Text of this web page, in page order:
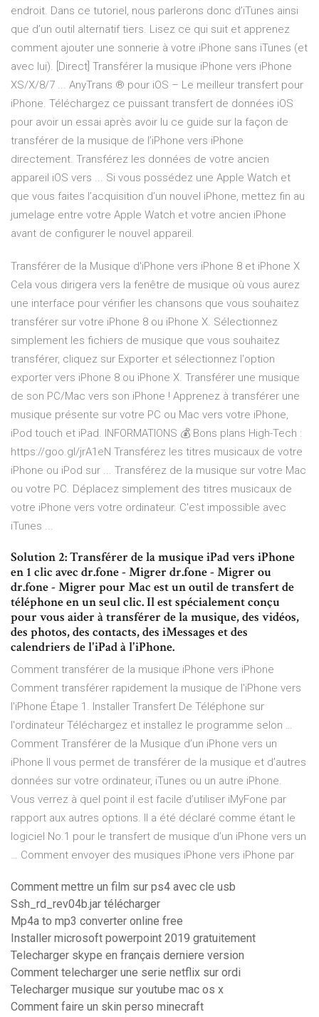
endroit. Dans ce tutoriel, nous parlerons donc d’iTunes ainsi
que d’un outil alternatif tiers. Lisez ce qui suit et apprenez
comment ajouter une sonnerie à votre iPhone sans iTunes (et
avec lui). [Direct] Transférer la musique iPhone vers iPhone
XS/X/8/7 ... AnyTrans ® pour iOS – Le meilleur transfert pour
iPhone. Téléchargez ce puissant transfert de données iOS
pour avoir un essai après avoir lu ce guide sur la façon de
transférer de la musique de l’iPhone vers iPhone
directement. Transférez les données de votre ancien
appareil iOS vers ... Si vous possédez une Apple Watch et
que vous faites l’acquisition d’un nouvel iPhone, mettez fin au
jumelage entre votre Apple Watch et votre ancien iPhone
avant de configurer le nouvel appareil.
Transférer de la Musique d'iPhone vers iPhone 8 et iPhone X
Cela vous dirigera vers la fenêtre de musique où vous aurez
une interface pour vérifier les chansons que vous souhaitez
transférer sur votre iPhone 8 ou iPhone X. Sélectionnez
simplement les fichiers de musique que vous souhaitez
transférer, cliquez sur Exporter et sélectionnez l'option
exporter vers iPhone 8 ou iPhone X. Transférer une musique
de son PC/Mac vers son iPhone ! Apprenez à transférer une
musique présente sur votre PC ou Mac vers votre iPhone,
iPod touch et iPad. INFORMATIONS 💰 Bons plans High-Tech :
https://goo.gl/jrA1eN Transférez les titres musicaux de votre
iPhone ou iPod sur ... Transférez de la musique sur votre Mac
ou votre PC. Déplacez simplement des titres musicaux de
votre iPhone vers votre ordinateur. C'est impossible avec
iTunes ...
Solution 2: Transférer de la musique iPad vers iPhone
en 1 clic avec dr.fone - Migrer dr.fone - Migrer ou
dr.fone - Migrer pour Mac est un outil de transfert de
téléphone en un seul clic. Il est spécialement conçu
pour vous aider à transférer de la musique, des vidéos,
des photos, des contacts, des iMessages et des
calendriers de l'iPad à l'iPhone.
Comment transférer de la musique iPhone vers iPhone
Comment transférer rapidement la musique de l'iPhone vers
l'iPhone Étape 1. Installer Transfert De Téléphone sur
l'ordinateur Téléchargez et installez le programme selon …
Comment Transférer de la Musique d’un iPhone vers un
iPhone Il vous permet de transférer de la musique et d’autres
données sur votre ordinateur, iTunes ou un autre iPhone.
Vous verrez à quel point il est facile d’utiliser iMyFone par
rapport aux autres options. Il a été déclaré comme étant le
logiciel No.1 pour le transfert de musique d’un iPhone vers un
… Comment envoyer des musiques iPhone vers iPhone par
Comment mettre un film sur ps4 avec cle usb
Ssh_rd_rev04b.jar télécharger
Mp4a to mp3 converter online free
Installer microsoft powerpoint 2019 gratuitement
Telecharger skype en français derniere version
Comment telecharger une serie netflix sur ordi
Telecharger musique sur youtube mac os x
Comment faire un skin perso minecraft